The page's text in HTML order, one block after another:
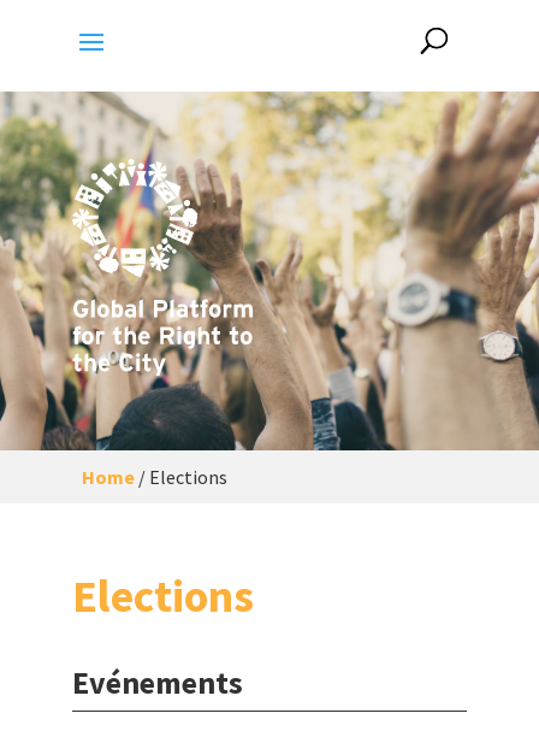
Home/ Elections
Elections
Evénements